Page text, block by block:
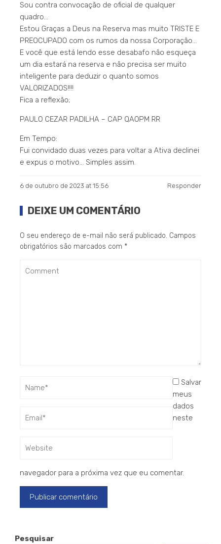
Sou contra convocação de oficial de qualquer
quadro…
Estou Graças a Deus na Reserva mas muito TRISTE E
PREOCUPADO com os rumos da nossa Corporação…
E você que está lendo esse desabafo não esqueça
um dia estará na reserva e não precisa ser muito
inteligente para deduzir o quanto somos
VALORIZADOS!!!!
Fica a reflexão;
PAULO CEZAR PADILHA – CAP QAOPM RR
Em Tempo:
Fui convidado duas vezes para voltar a Ativa declinei
e expus o motivo… Simples assim.
6 de outubro de 2023 at 15:56 Responder
DEIXE UM COMENTÁRIO
O seu endereço de e-mail não será publicado. Campos
obrigatórios são marcados com *
Salvar
meus
dados
neste
navegador para a próxima vez que eu comentar.
Pesquisar